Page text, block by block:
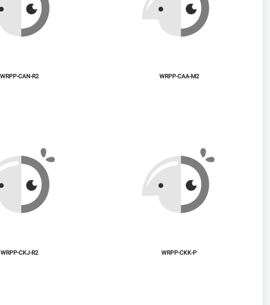
WRPP-CAA-M2
WRPP-CAN-R2
WRPP-CKK-P
WRPP-CKJ-R2